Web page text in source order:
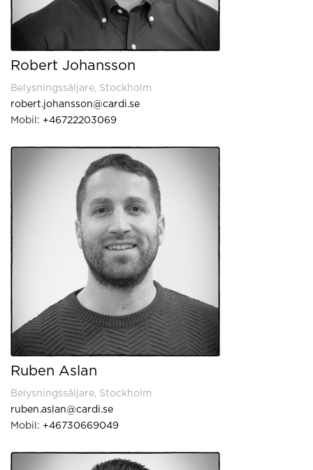
Robert Johansson
Belysningssäljare, Stockholm
robert.johansson@cardi.se
Mobil: +46722203069
Ruben Aslan
Belysningssäljare, Stockholm
ruben.aslan@cardi.se
Mobil: +46730669049